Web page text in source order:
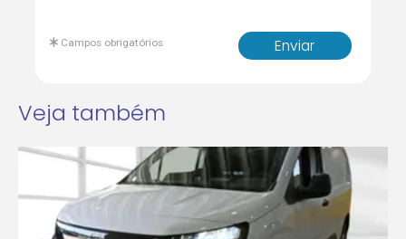
Enviar
Campos obrigatórios
Veja também